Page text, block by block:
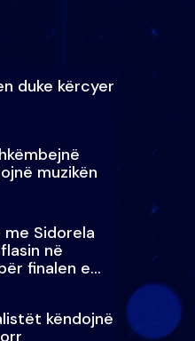
duke kërcyer
muzikën
Sidorela
në
finalen e
këndojnë